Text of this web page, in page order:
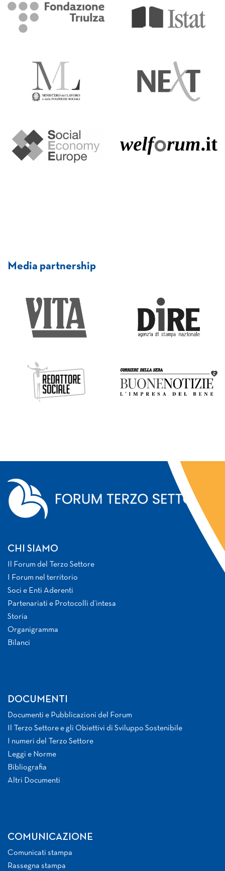
Media partnership
CHI SIAMO
Il Forum del Terzo Settore
I Forum nel territorio
Soci e Enti Aderenti
Partenariati e Protocolli d’intesa
Storia
Organigramma
Bilanci
DOCUMENTI
Documenti e Pubblicazioni del Forum
Il Terzo Settore e gli Obiettivi di Sviluppo Sostenibile
I numeri del Terzo Settore
Leggi e Norme
Bibliografia
Altri Documenti
COMUNICAZIONE
Comunicati stampa
Rassegna stampa